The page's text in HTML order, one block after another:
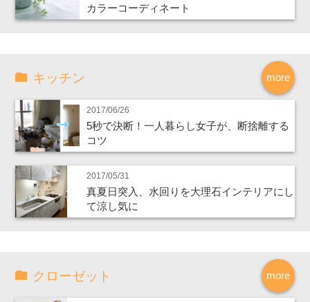
カラーコーディネート
more
キッチン
2017/06/26
5秒で決断！一人暮らし女子が、断捨離する
コツ
2017/05/31
真夏日突入、水回りを大理石インテリアにし
て涼し気に
more
クローゼット